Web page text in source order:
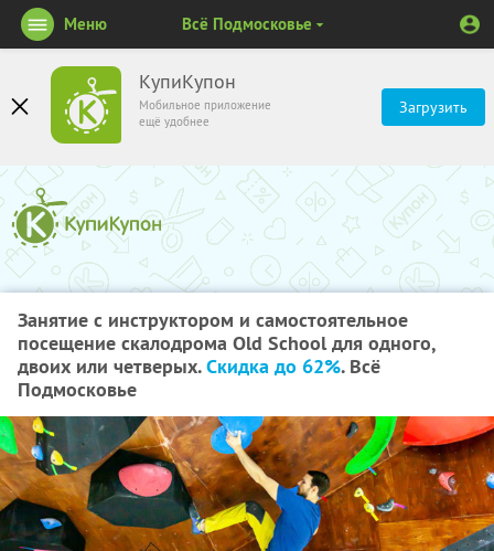
КупиКупон
Мобильное приложение
ещё удобнее
Загрузить
Меню Всё Подмосковье
Занятие с инструктором и самостоятельное
посещение скалодрома Old School для одного,
двоих или четверых.Скидка до 62%. Всё
Подмосковье